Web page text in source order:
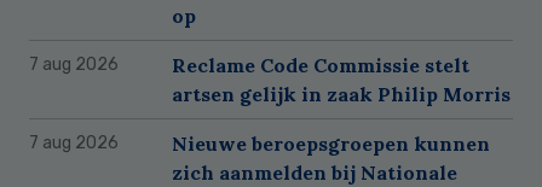
op
7 aug 2026
Reclame Code Commissie stelt
artsen gelijk in zaak Philip Morris
7 aug 2026
Nieuwe beroepsgroepen kunnen
zich aanmelden bij Nationale